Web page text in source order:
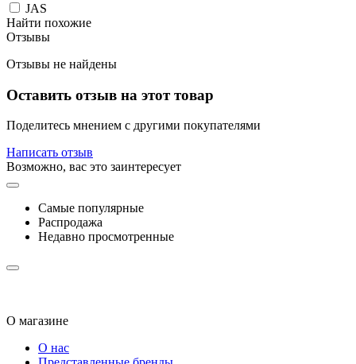
JAS
Найти похожие
Отзывы
Отзывы не найдены
Оставить отзыв на этот товар
Поделитесь мнением с другими покупателями
Написать отзыв
Возможно, вас это заинтересует
Самые популярные
Распродажа
Недавно просмотренные
О магазине
О нас